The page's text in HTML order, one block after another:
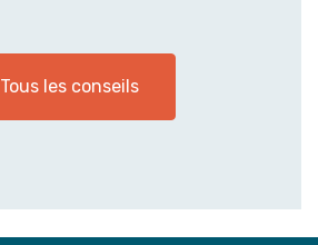
Tous les conseils